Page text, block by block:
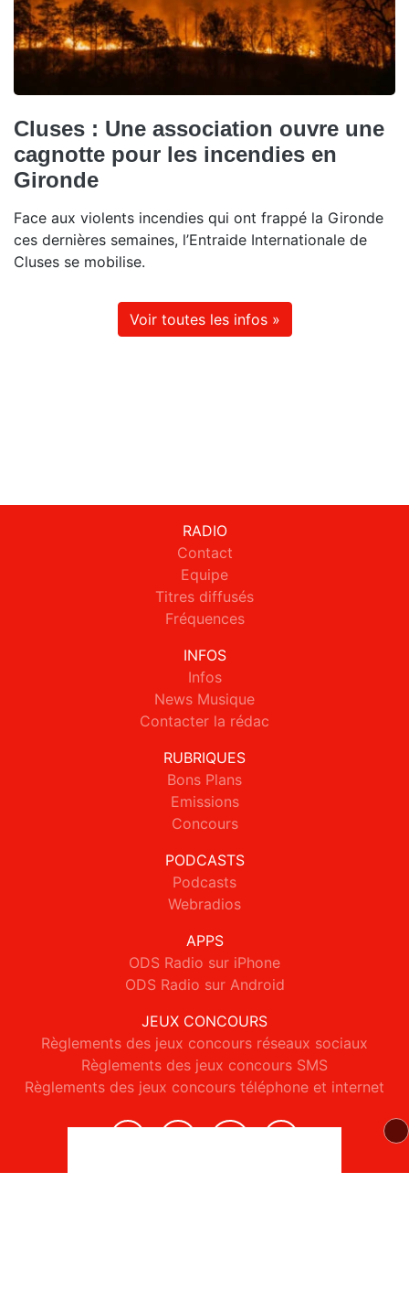
Cluses : Une association ouvre une
cagnotte pour les incendies en
Gironde
Face aux violents incendies qui ont frappé la Gironde
ces dernières semaines, l’Entraide Internationale de
Cluses se mobilise.
Voir toutes les infos »
RADIO
Contact
Equipe
Titres diffusés
Fréquences
INFOS
Infos
News Musique
Contacter la rédac
RUBRIQUES
Bons Plans
Emissions
Concours
PODCASTS
Podcasts
Webradios
APPS
ODS Radio sur iPhone
ODS Radio sur Android
JEUX CONCOURS
Règlements des jeux concours réseaux sociaux
Règlements des jeux concours SMS
Règlements des jeux concours téléphone et internet